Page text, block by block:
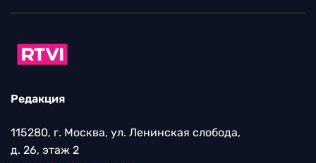
Редакция
115280, г. Москва, ул. Ленинская слобода,
д. 26, этаж 2